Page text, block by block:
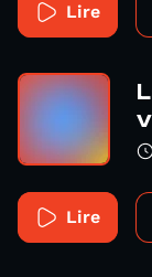
Lire
Lire